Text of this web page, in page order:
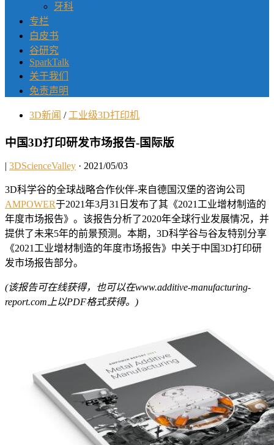
牙科
专栏
白皮书
谷研究
SparkTalk
关于我们
免责声明
3D新闻 / 工业级3D打印机
中国3D打印研发市场报告-国际版
| 3DScienceValley · 2021/05/03
3D科学谷的全球战略合作伙伴-来自德国汉堡的咨询公司
AMPOWER于2021年3月31日发布了其《2021工业增材制造的
年度市场报告》。该报告分析了2020年全球行业发展情况，并
提供了未来5年的前景预测。本期，3D科学谷与谷友特别分享
《2021工业增材制造的年度市场报告》中关于中国3D打印研
发市场报告部分。
(该报告可在线获得，也可以在www.additive-manufacturing-
report.com上以PDF格式获得。)